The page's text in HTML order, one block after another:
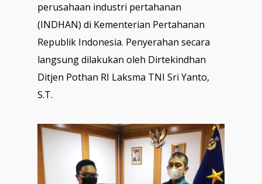
perusahaan industri pertahanan
(INDHAN) di Kementerian Pertahanan
Republik Indonesia. Penyerahan secara
langsung dilakukan oleh Dirtekindhan
Ditjen Pothan RI Laksma TNI Sri Yanto,
S.T.